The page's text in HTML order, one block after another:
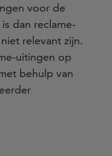
voor de
dan reclame-
relevant zijn.
uitingen op
behulp van